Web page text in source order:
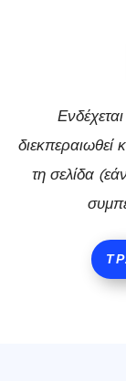
διεκπεραιωθεί
τη σελίδα